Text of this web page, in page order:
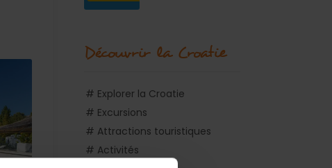
Découvrir la Croatie
# Explorer la Croatie
# Excursions
# Attractions touristiques
# Activités